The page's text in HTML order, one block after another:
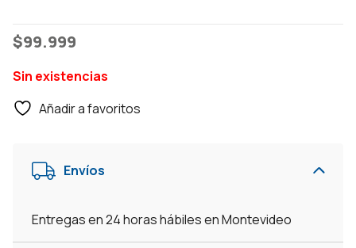
$99.999
Sin existencias
Añadir a favoritos
Envíos
Entregas en 24 horas hábiles en Montevideo